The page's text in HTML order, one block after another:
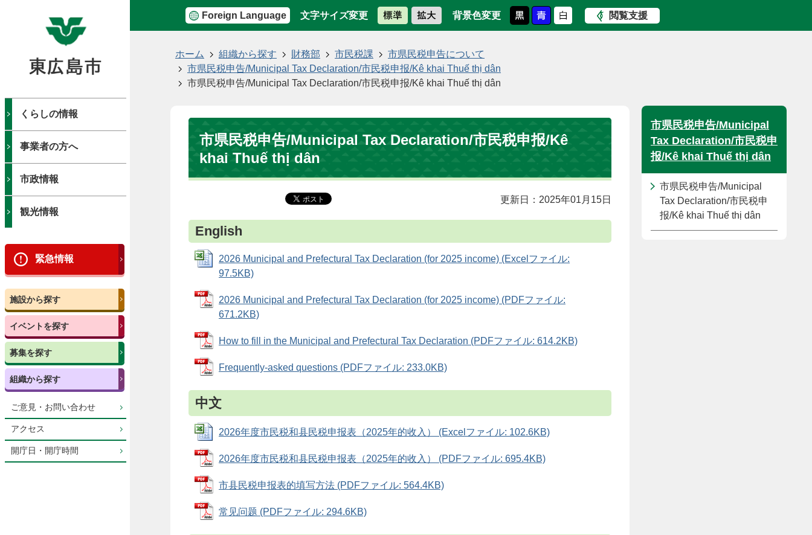
Foreign Language 文字サイズ変更 背景色変更 閲覧支援
くらしの情報
事業者の方へ
市政情報
観光情報
緊急情報
施設から探す
イベントを探す
募集を探す
組織から探す
ご意見・お問い合わせ
アクセス
開庁日・開庁時間
ホーム 組織から探す 財務部 市民税課
市県民税申告について
市県民税申告/Municipal Tax Declaration/市民税申报/Kê khai Thuế thị dân
市県民税申告/Municipal Tax Declaration/市民税申报/Kê khai Thuế thị dân
市県民税申告/Municipal Tax Declaration/市民税申报/Kê
khai Thuế thị dân
更新日：2025年01月15日
English
2026 Municipal and Prefectural Tax Declaration (for 2025 income) (Excelファイル:
97.5KB)
2026 Municipal and Prefectural Tax Declaration (for 2025 income) (PDFファイル:
671.2KB)
How to fill in the Municipal and Prefectural Tax Declaration (PDFファイル: 614.2KB)
Frequently-asked questions (PDFファイル: 233.0KB)
中文
2026年度市民税和县民税申报表（2025年的收入） (Excelファイル: 102.6KB)
2026年度市民税和县民税申报表（2025年的收入） (PDFファイル: 695.4KB)
市县民税申报表的填写方法 (PDFファイル: 564.4KB)
常见问题 (PDFファイル: 294.6KB)
市県民税申告/Municipal
Tax Declaration/市民税申
报/Kê khai Thuế thị dân
市県民税申告/Municipal
Tax Declaration/市民税申
报/Kê khai Thuế thị dân